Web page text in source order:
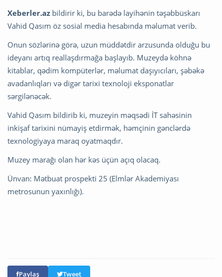
Xeberler.az bildirir ki, bu barədə layihənin təşəbbüskarı
Vahid Qasım öz sosial media hesabında məlumat verib.
Onun sözlərinə görə, uzun müddətdir arzusunda olduğu bu
ideyanı artıq reallaşdırmağa başlayıb. Muzeydə köhnə
kitablar, qədim kompüterlər, məlumat daşıyıcıları, şəbəkə
avadanlıqları və digər tarixi texnoloji eksponatlar
sərgilənəcək.
Vahid Qasım bildirib ki, muzeyin məqsədi İT sahəsinin
inkişaf tarixini nümayiş etdirmək, həmçinin gənclərdə
texnologiyaya maraq oyatmaqdır.
Muzey marağı olan hər kəs üçün açıq olacaq.
Ünvan: Mətbuat prospekti 25 (Elmlər Akademiyası
metrosunun yaxınlığı).
Paylaş Tweet